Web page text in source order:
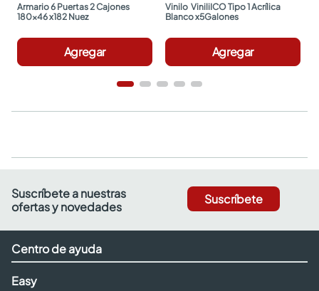
Armario 6 Puertas 2 Cajones
180x46 x182 Nuez
Agregar
Vinilo  ViniliICO Tipo 1 Acrílica
Blanco x5Galones
Agregar
Suscríbete a nuestras
ofertas y novedades
Suscríbete
Centro de ayuda
Easy